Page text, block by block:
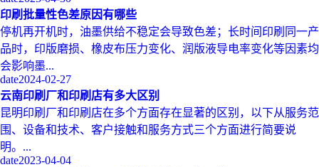
印刷批量性色差原因有哪些
停机再开机时，油墨供给不稳定会导致色差；长时间印刷同一产
品时，印版磨损、橡皮布压力变化、润版液导电率变化等因素均
会影响墨...
date2024-02-27
云南印刷厂和印刷店有多大区别
昆明印刷厂和印刷店在多个方面存在显著的区别，以下从服务范
围、设备和技术、客户接触和服务方式三个方面进行简要说
明。...
date2023-04-04